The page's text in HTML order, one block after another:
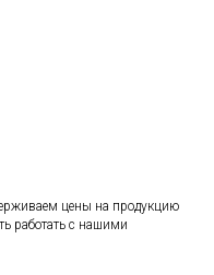
цены на продукцию
работать с нашими